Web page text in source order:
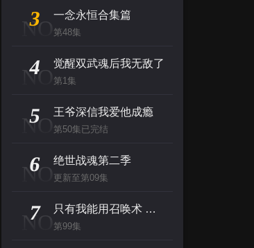
NO
3 一念永恒合集篇
第48集
NO
4 觉醒双武魂后我无敌了
第1集
NO
5 王爷深信我爱他成瘾
第50集已完结
NO
6 绝世战魂第二季
更新至第09集
NO
7 只有我能用召唤术 动态漫
第99集